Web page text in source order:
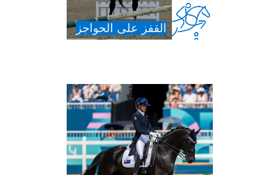
القفز على الحواجز